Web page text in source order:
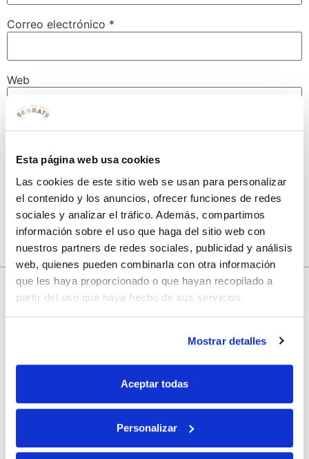
Esta página web usa cookies
Las cookies de este sitio web se usan para personalizar
el contenido y los anuncios, ofrecer funciones de redes
sociales y analizar el tráfico. Además, compartimos
información sobre el uso que haga del sitio web con
nuestros partners de redes sociales, publicidad y análisis
web, quienes pueden combinarla con otra información
que les haya proporcionado o que hayan recopilado a
partir del uso que haya hecho de sus servicios.
Mostrar detalles
Aceptar todas
Personalizar
Correo electrónico *
Web
navegador para la próxima vez que comente.
10% de descuento
con tu primera compra.
un 10% de descuentoen tu primera compra.